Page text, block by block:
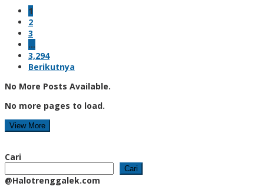
1
2
3
…
3,294
Berikutnya
No More Posts Available.
No more pages to load.
View More
Cari
Cari
@Halotrenggalek.com